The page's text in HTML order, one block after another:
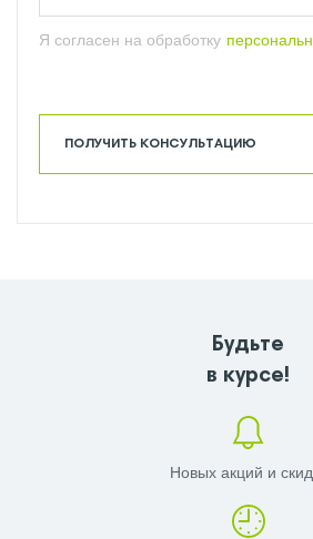
Я согласен на обработку
ПОЛУЧИТЬ КОНСУЛЬТАЦИЮ
Будьте
в курсе!
Новых акций и